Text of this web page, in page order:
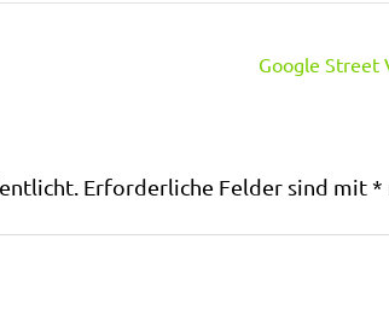
Google Street
Erforderliche Felder sind mit*